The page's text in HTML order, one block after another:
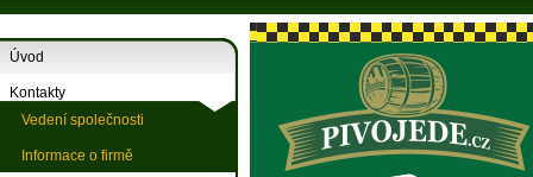
Úvod
Kontakty
Vedení společnosti
Informace o firmě